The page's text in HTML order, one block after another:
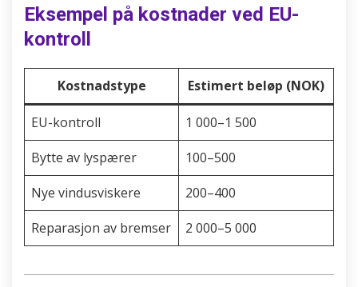
Eksempel på kostnader ved EU-
kontroll
Kostnadstype Estimert beløp (NOK)
EU-kontroll
1 000–1 500
Bytte av lyspærer
100–500
Nye vindusviskere
200–400
Reparasjon av bremser
2 000–5 000